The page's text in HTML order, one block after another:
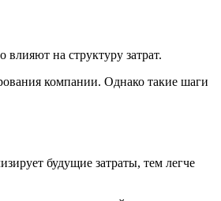
на структуру затрат.
компании. Однако такие шаги
будущие затраты, тем легче